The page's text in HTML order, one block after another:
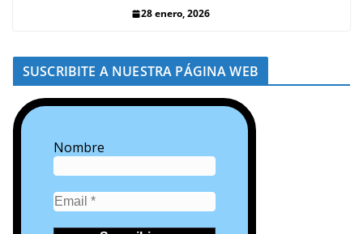
28 enero, 2026
SUSCRIBITE A NUESTRA PÁGINA WEB
Nombre